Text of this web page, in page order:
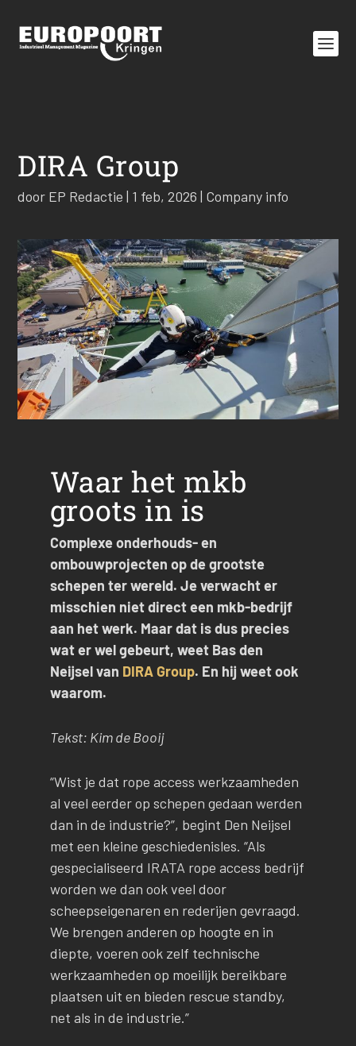
DIRA Group
door EP Redactie | 1 feb, 2026 | Company info
Waar het mkb
groots in is
Complexe onderhouds- en
ombouwprojecten op de grootste
schepen ter wereld. Je verwacht er
misschien niet direct een mkb-bedrijf
aan het werk. Maar dat is dus precies
wat er wel gebeurt, weet Bas den
Neijsel van DIRA Group. En hij weet ook
waarom.
Tekst: Kim de Booij
“Wist je dat rope access werkzaamheden
al veel eerder op schepen gedaan werden
dan in de industrie?”, begint Den Neijsel
met een kleine geschiedenisles. “Als
gespecialiseerd IRATA rope access bedrijf
worden we dan ook veel door
scheepseigenaren en rederijen gevraagd.
We brengen anderen op hoogte en in
diepte, voeren ook zelf technische
werkzaamheden op moeilijk bereikbare
plaatsen uit en bieden rescue standby,
net als in de industrie.”